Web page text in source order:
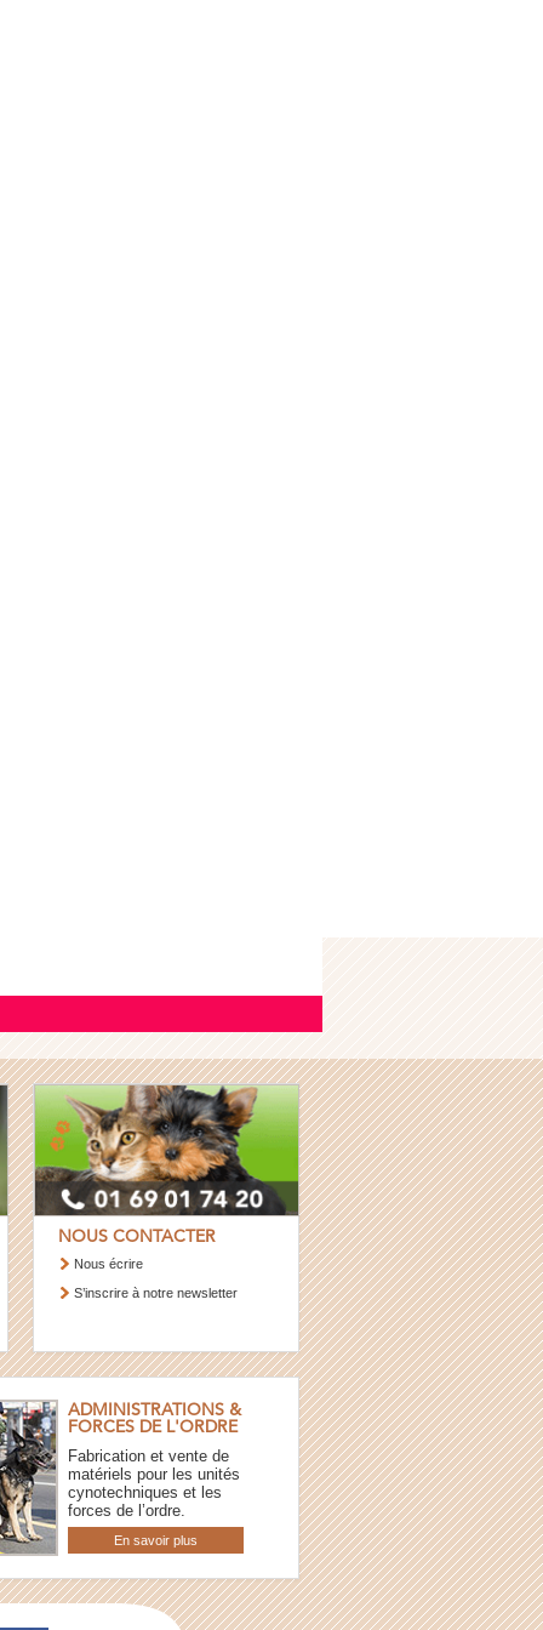
NOUS CONTACTER
Nous écrire
S’inscrire à notre newsletter
ADMINISTRATIONS &
FORCES DE L'ORDRE
Fabrication et vente de
matériels pour les unités
cynotechniques et les
forces de l’ordre.
En savoir plus